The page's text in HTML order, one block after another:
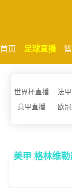
首页 足球直播
世界杯直播 法
意甲直播
欧
美甲 格林维